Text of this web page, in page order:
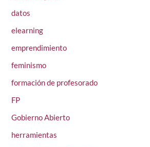
datos
elearning
emprendimiento
feminismo
formación de profesorado
FP
Gobierno Abierto
herramientas